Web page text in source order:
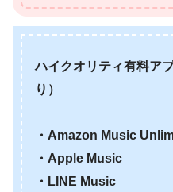
ハイクオリティ有料ア
り）
・Amazon Music
・Apple Music
・LINE Music